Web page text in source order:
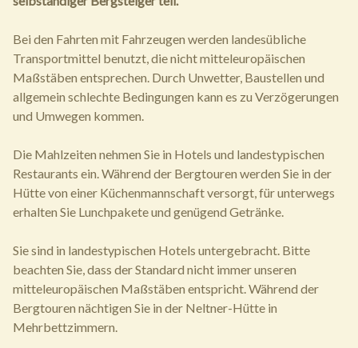
Bei den Fahrten mit Fahrzeugen werden landesübliche
Transportmittel benutzt, die nicht mitteleuropäischen
Maßstäben entsprechen. Durch Unwetter, Baustellen und
allgemein schlechte Bedingungen kann es zu Verzögerungen
und Umwegen kommen.
Die Mahlzeiten nehmen Sie in Hotels und landestypischen
Restaurants ein. Während der Bergtouren werden Sie in der
Hütte von einer Küchenmannschaft versorgt, für unterwegs
erhalten Sie Lunchpakete und genügend Getränke.
Sie sind in landestypischen Hotels untergebracht. Bitte
beachten Sie, dass der Standard nicht immer unseren
mitteleuropäischen Maßstäben entspricht. Während der
Bergtouren nächtigen Sie in der Neltner-Hütte in
Mehrbettzimmern.